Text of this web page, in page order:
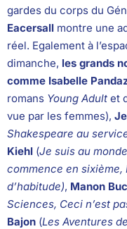
gardes du corps du
Eacersall montre une
réel. Egalement à
dimanche, les grands
comme Isabelle
romans Young Adult et
vue par les femmes),
Shakespeare au
Kiehl (Je suis au
commence en
d’habitude), Manon
Sciences, Ceci n’est
Bajon (Les Aventures